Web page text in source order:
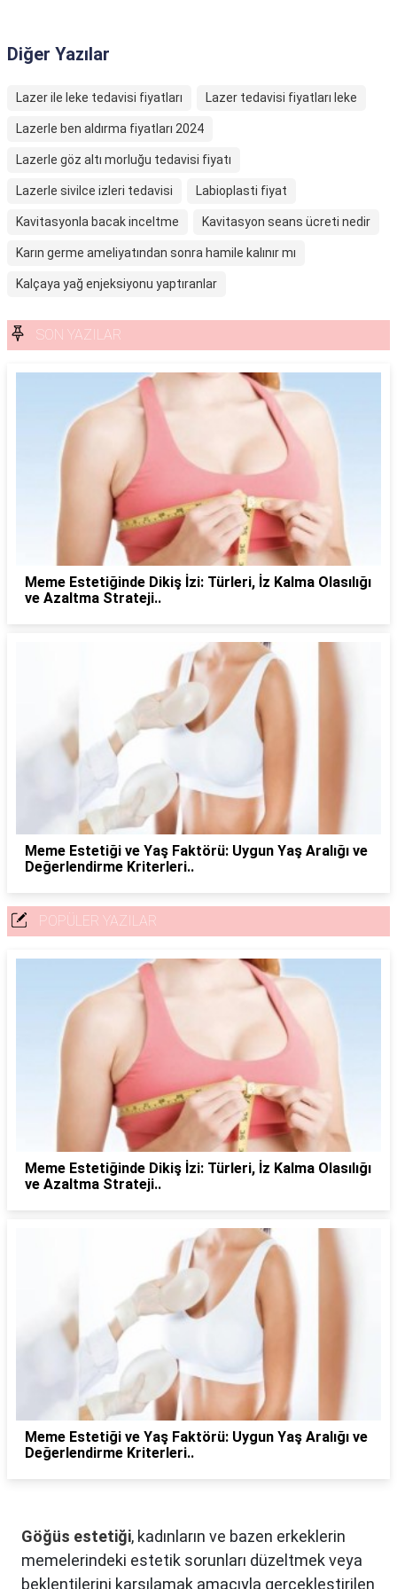
Diğer Yazılar
Lazer ile leke tedavisi fiyatları Lazer tedavisi fiyatları leke
Lazerle ben aldırma fiyatları 2024
Lazerle göz altı morluğu tedavisi fiyatı
Lazerle sivilce izleri tedavisi Labioplasti fiyat
Kavitasyonla bacak inceltme Kavitasyon seans ücreti nedir
Karın germe ameliyatından sonra hamile kalınır mı
Kalçaya yağ enjeksiyonu yaptıranlar
SON YAZILAR
Meme Estetiğinde Dikiş İzi: Türleri, İz Kalma Olasılığı
ve Azaltma Strateji..
Meme Estetiği ve Yaş Faktörü: Uygun Yaş Aralığı ve
Değerlendirme Kriterleri..
POPÜLER YAZILAR
Meme Estetiğinde Dikiş İzi: Türleri, İz Kalma Olasılığı
ve Azaltma Strateji..
Meme Estetiği ve Yaş Faktörü: Uygun Yaş Aralığı ve
Değerlendirme Kriterleri..
Göğüs estetiği, kadınların ve bazen erkeklerin
memelerindeki estetik sorunları düzeltmek veya
beklentilerini karşılamak amacıyla gerçekleştirilen